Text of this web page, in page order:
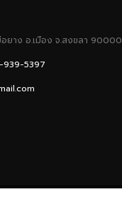
อยาง อ.เมือง จ.สงขลา 90000
5397